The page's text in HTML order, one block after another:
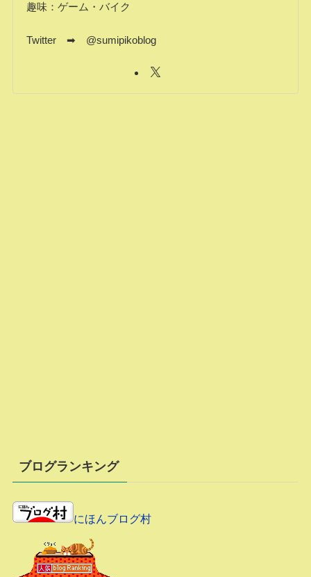
趣味：ゲーム・バイク
Twitter ➡ @sumipikoblog
ブログランキング
にほんブログ村